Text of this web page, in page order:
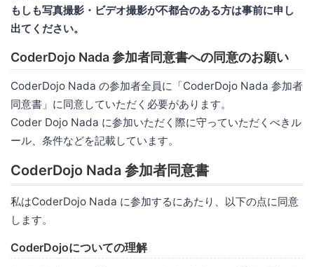
もしも写真撮影・ビデオ撮影が不都合のある方は事前に申し
出てください。
CoderDojo Nada 参加者同意書への同意のお願い
CoderDojo Nada の参加者全員に「CoderDojo Nada 参加者
同意書」に同意していただく必要があります。
Coder Dojo Nada に参加いただく際に守っていただくべきル
ール、条件などを記載しています。
CoderDojo Nada 参加者同意書
私はCoderDojo Nada に参加するにあたり、以下の点に同意
します。
CoderDojoについての理解